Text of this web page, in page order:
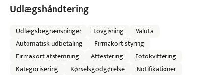
Udlægshåndtering
Udlægsbegrænsninger Lovgivning
Valuta
Automatisk udbetaling
Firmakort styring
Firmakort afstemning
Attestering
Fotokvittering
Kategorisering
Kørselsgodgørelse
Notifikationer